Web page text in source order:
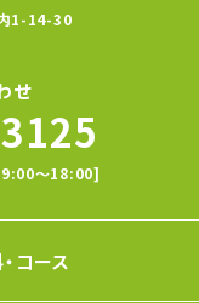
1-14-30
せ
9:00〜18:00]
コース